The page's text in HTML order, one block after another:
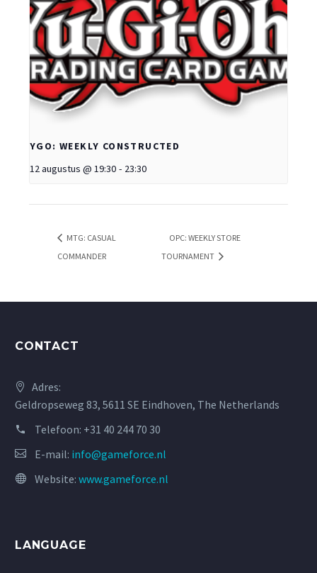
YGO: WEEKLY CONSTRUCTED
12 augustus @ 19:30 - 23:30
MTG: CASUAL
COMMANDER
OPC: WEEKLY STORE
TOURNAMENT
CONTACT
Adres:
Geldropseweg 83, 5611 SE Eindhoven, The Netherlands
Telefoon: +31 40 244 70 30
E-mail: info@gameforce.nl
Website: www.gameforce.nl
LANGUAGE